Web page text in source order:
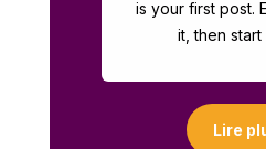
is your first post.
it, then start
Lire